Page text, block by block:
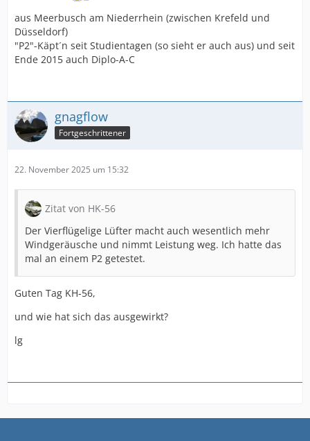
aus Meerbusch am Niederrhein (zwischen Krefeld und
Düsseldorf)
"P2"-Käpt´n seit Studientagen (so sieht er auch aus) und seit
Ende 2015 auch Diplo-A-C
gnagflow
Fortgeschrittener
22. November 2025 um 15:32
Zitat von HK-56
Der Vierflügelige Lüfter macht auch wesentlich mehr
Windgeräusche und nimmt Leistung weg. Ich hatte das
mal an einem P2 getestet.
Guten Tag KH-56,
und wie hat sich das ausgewirkt?
lg